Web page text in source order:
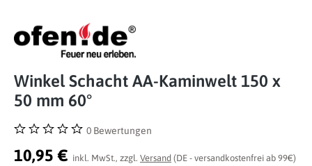
Winkel Schacht AA-Kaminwelt 150 x
50 mm 60°
Durchschnittliche Bewertung von 0 von 5 Sternen
0 Bewertungen
10,95 € inkl. MwSt., zzgl. Versand (DE - versandkostenfrei ab 99€)